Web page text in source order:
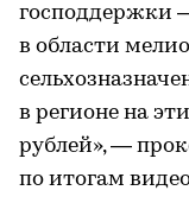
господдержки
в области
в регионе на
рублей», —
по итогам